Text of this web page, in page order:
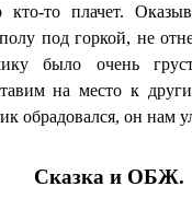
то плачет.
под горкой, не
было очень
на место к
обрадовался, он нам
Сказка и ОБЖ.